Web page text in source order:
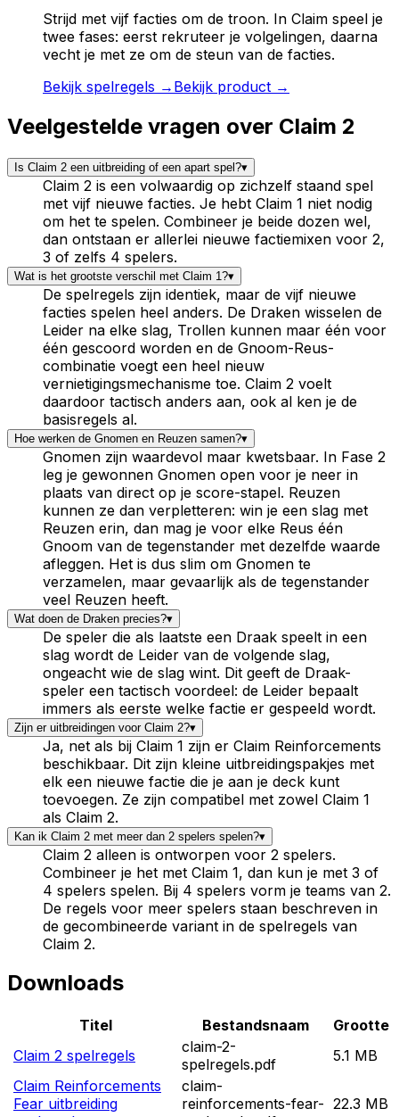
Strijd met vijf facties om de troon. In Claim speel je
twee fases: eerst rekruteer je volgelingen, daarna
vecht je met ze om de steun van de facties.
Bekijk spelregels → Bekijk product →
Veelgestelde vragen over Claim 2
Is Claim 2 een uitbreiding of een apart spel?▾
Claim 2 is een volwaardig op zichzelf staand spel
met vijf nieuwe facties. Je hebt Claim 1 niet nodig
om het te spelen. Combineer je beide dozen wel,
dan ontstaan er allerlei nieuwe factiemixen voor 2,
3 of zelfs 4 spelers.
Wat is het grootste verschil met Claim 1?▾
De spelregels zijn identiek, maar de vijf nieuwe
facties spelen heel anders. De Draken wisselen de
Leider na elke slag, Trollen kunnen maar één voor
één gescoord worden en de Gnoom-Reus-
combinatie voegt een heel nieuw
vernietigingsmechanisme toe. Claim 2 voelt
daardoor tactisch anders aan, ook al ken je de
basisregels al.
Hoe werken de Gnomen en Reuzen samen?▾
Gnomen zijn waardevol maar kwetsbaar. In Fase 2
leg je gewonnen Gnomen open voor je neer in
plaats van direct op je score-stapel. Reuzen
kunnen ze dan verpletteren: win je een slag met
Reuzen erin, dan mag je voor elke Reus één
Gnoom van de tegenstander met dezelfde waarde
afleggen. Het is dus slim om Gnomen te
verzamelen, maar gevaarlijk als de tegenstander
veel Reuzen heeft.
Wat doen de Draken precies?▾
De speler die als laatste een Draak speelt in een
slag wordt de Leider van de volgende slag,
ongeacht wie de slag wint. Dit geeft de Draak-
speler een tactisch voordeel: de Leider bepaalt
immers als eerste welke factie er gespeeld wordt.
Zijn er uitbreidingen voor Claim 2?▾
Ja, net als bij Claim 1 zijn er Claim Reinforcements
beschikbaar. Dit zijn kleine uitbreidingspakjes met
elk een nieuwe factie die je aan je deck kunt
toevoegen. Ze zijn compatibel met zowel Claim 1
als Claim 2.
Kan ik Claim 2 met meer dan 2 spelers spelen?▾
Claim 2 alleen is ontworpen voor 2 spelers.
Combineer je het met Claim 1, dan kun je met 3 of
4 spelers spelen. Bij 4 spelers vorm je teams van 2.
De regels voor meer spelers staan beschreven in
de gecombineerde variant in de spelregels van
Claim 2.
Downloads
Titel Bestandsnaam
Grootte
Claim 2 spelregels
claim-2-
spelregels.pdf
5.1 MB
Claim Reinforcements
Fear uitbreiding
claim-
reinforcements-fear- 22.3 MB